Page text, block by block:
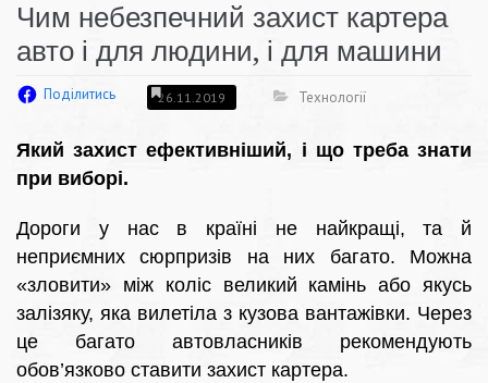
Чим небезпечний захист картера
авто і для людини, і для машини
Поділитись 26.11.2019 Технології
Який захист ефективніший, і що треба знати
при виборі.
Дороги у нас в країні не найкращі, та й
неприємних сюрпризів на них багато. Можна
«зловити» між коліс великий камінь або якусь
залізяку, яка вилетіла з кузова вантажівки. Через
це багато автовласників рекомендують
обов’язково ставити захист картера.